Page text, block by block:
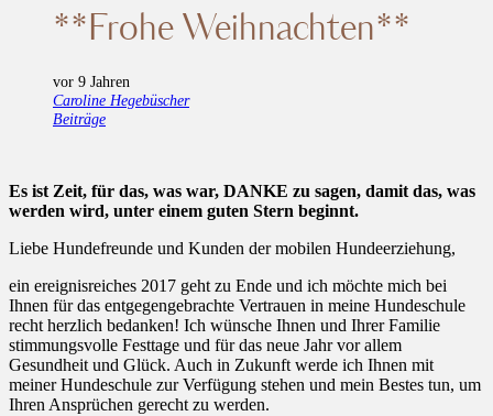
**Frohe Weihnachten**
vor 9 Jahren
Caroline Hegebüscher
Beiträge
Es ist Zeit, für das, was war, DANKE zu sagen, damit das, was
werden wird, unter einem guten Stern beginnt.
Liebe Hundefreunde und Kunden der mobilen Hundeerziehung,
ein ereignisreiches 2017 geht zu Ende und ich möchte mich bei
Ihnen für das entgegengebrachte Vertrauen in meine Hundeschule
recht herzlich bedanken! Ich wünsche Ihnen und Ihrer Familie
stimmungsvolle Festtage und für das neue Jahr vor allem
Gesundheit und Glück. Auch in Zukunft werde ich Ihnen mit
meiner Hundeschule zur Verfügung stehen und mein Bestes tun, um
Ihren Ansprüchen gerecht zu werden.